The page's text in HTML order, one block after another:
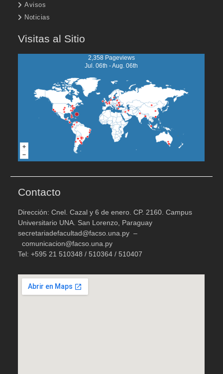
Avisos
Noticias
Visitas al Sitio
2,358 Pageviews
Jul. 06th - Aug. 06th
Contacto
Dirección: Cnel. Cazal y 6 de enero. CP. 2160. Campus
Universitario UNA. San Lorenzo, Paraguay
secretariadefacultad@facso.una.py –
comunicacion@facso.una.py
Tel: +595 21 510348 / 510364 / 510407